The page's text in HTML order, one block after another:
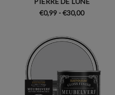
€0,99 - €30,00